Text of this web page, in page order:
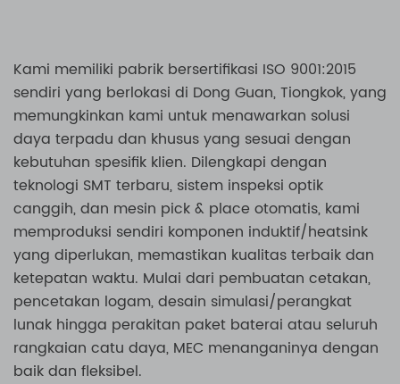
Kami memiliki pabrik bersertifikasi ISO 9001:2015
sendiri yang berlokasi di Dong Guan, Tiongkok, yang
memungkinkan kami untuk menawarkan solusi
daya terpadu dan khusus yang sesuai dengan
kebutuhan spesifik klien. Dilengkapi dengan
teknologi SMT terbaru, sistem inspeksi optik
canggih, dan mesin pick & place otomatis, kami
memproduksi sendiri komponen induktif/heatsink
yang diperlukan, memastikan kualitas terbaik dan
ketepatan waktu. Mulai dari pembuatan cetakan,
pencetakan logam, desain simulasi/perangkat
lunak hingga perakitan paket baterai atau seluruh
rangkaian catu daya, MEC menanganinya dengan
baik dan fleksibel.